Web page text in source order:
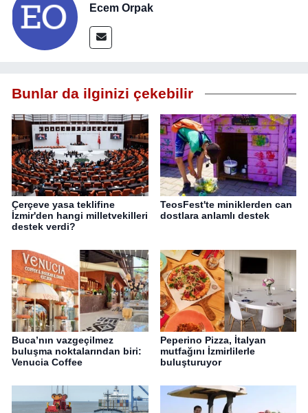
Ecem Orpak
Bunlar da ilginizi çekebilir
Çerçeve yasa teklifine
İzmir'den hangi milletvekilleri
destek verdi?
TeosFest'te miniklerden can
dostlara anlamlı destek
Buca’nın vazgeçilmez
buluşma noktalarından biri:
Venucia Coffee
Peperino Pizza, İtalyan
mutfağını İzmirlilerle
buluşturuyor